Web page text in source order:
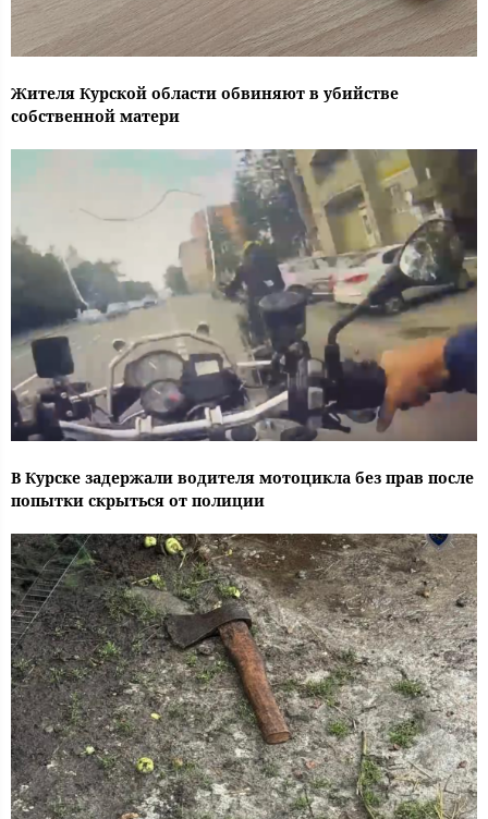
Жителя Курской области обвиняют в убийстве
собственной матери
В Курске задержали водителя мотоцикла без прав после
попытки скрыться от полиции